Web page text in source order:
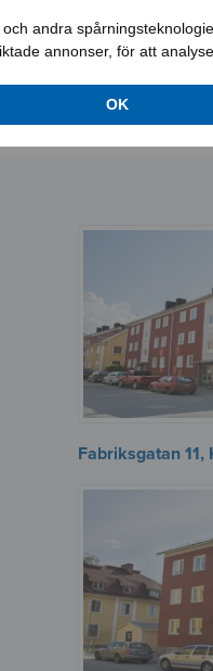
andra
annonser, för att
OK
Lediga jobb
Om oss
Fabriksgatan 11,